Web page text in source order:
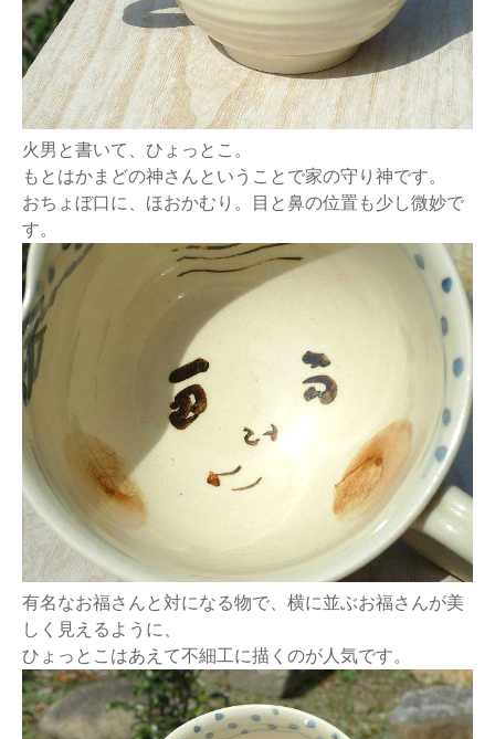
火男と書いて、ひょっとこ。
もとはかまどの神さんということで家の守り神です。
おちょぼ口に、ほおかむり。目と鼻の位置も少し微妙で
す。
有名なお福さんと対になる物で、横に並ぶお福さんが美
しく見えるように、
ひょっとこはあえて不細工に描くのが人気です。